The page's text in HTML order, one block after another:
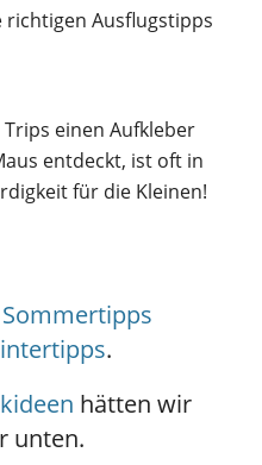
Ausflugstipps
einen Aufkleber
entdeckt, ist oft in
für die Kleinen!
Sommertipps
.
hätten wir
unten.